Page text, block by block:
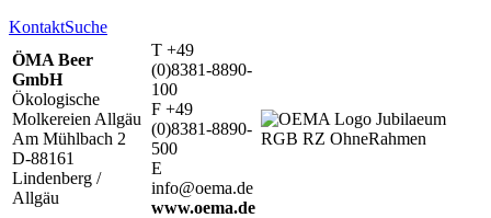
KontaktSuche
ÖMA Beer
GmbH
Ökologische
Molkereien Allgäu
Am Mühlbach 2
D-88161
Lindenberg /
Allgäu
T +49
(0)8381-8890-
100
F +49
(0)8381-8890-
500
E
info@oema.de
www.oema.de